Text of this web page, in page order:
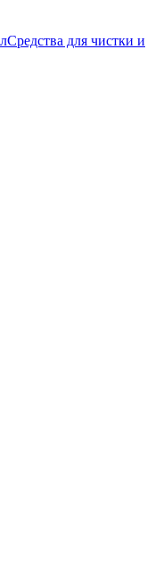
Средства для чистки и